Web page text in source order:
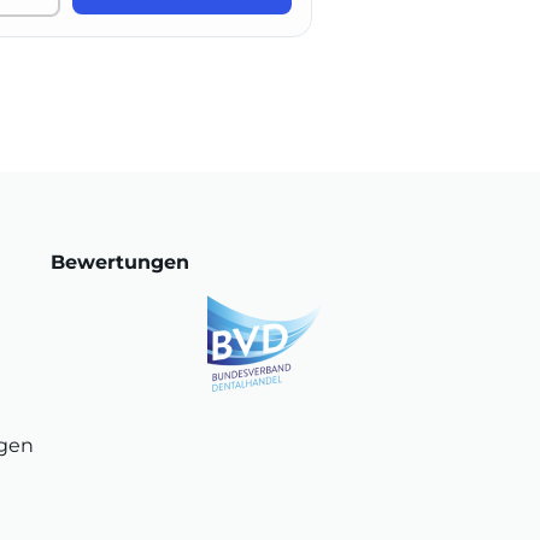
Bewertungen